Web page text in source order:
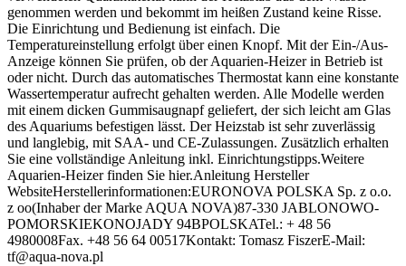
genommen werden und bekommt im heißen Zustand keine Risse.
Die Einrichtung und Bedienung ist einfach. Die
Temperatureinstellung erfolgt über einen Knopf. Mit der Ein-/Aus-
Anzeige können Sie prüfen, ob der Aquarien-Heizer in Betrieb ist
oder nicht. Durch das automatisches Thermostat kann eine konstante
Wassertemperatur aufrecht gehalten werden. Alle Modelle werden
mit einem dicken Gummisaugnapf geliefert, der sich leicht am Glas
des Aquariums befestigen lässt. Der Heizstab ist sehr zuverlässig
und langlebig, mit SAA- und CE-Zulassungen. Zusätzlich erhalten
Sie eine vollständige Anleitung inkl. Einrichtungstipps.Weitere
Aquarien-Heizer finden Sie hier.Anleitung Hersteller
WebsiteHerstellerinformationen:EURONOVA POLSKA Sp. z o.o.
z oo(Inhaber der Marke AQUA NOVA)87-330 JABLONOWO-
POMORSKIEKONOJADY 94BPOLSKATel.: + 48 56
4980008Fax. +48 56 64 00517Kontakt: Tomasz FiszerE-Mail:
tf@aqua-nova.pl